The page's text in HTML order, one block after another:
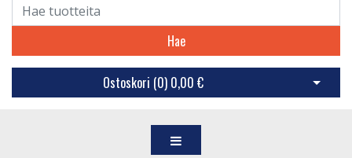
Hae
Ostoskori (0) 0,00 € Avaa